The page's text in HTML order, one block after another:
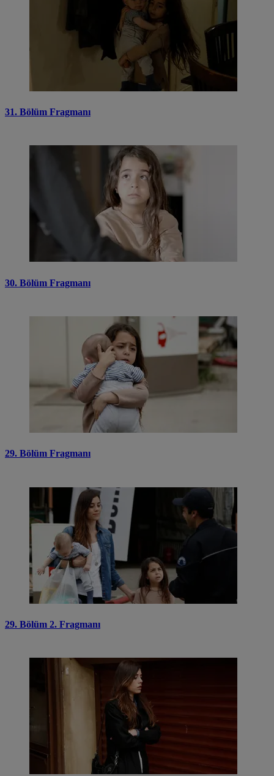
31. Bölüm Fragmanı
30. Bölüm Fragmanı
29. Bölüm Fragmanı
29. Bölüm 2. Fragmanı